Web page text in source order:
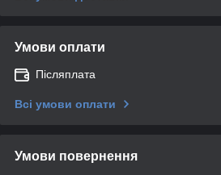
Умови оплати
Післяплата
Всі умови оплати
Умови повернення